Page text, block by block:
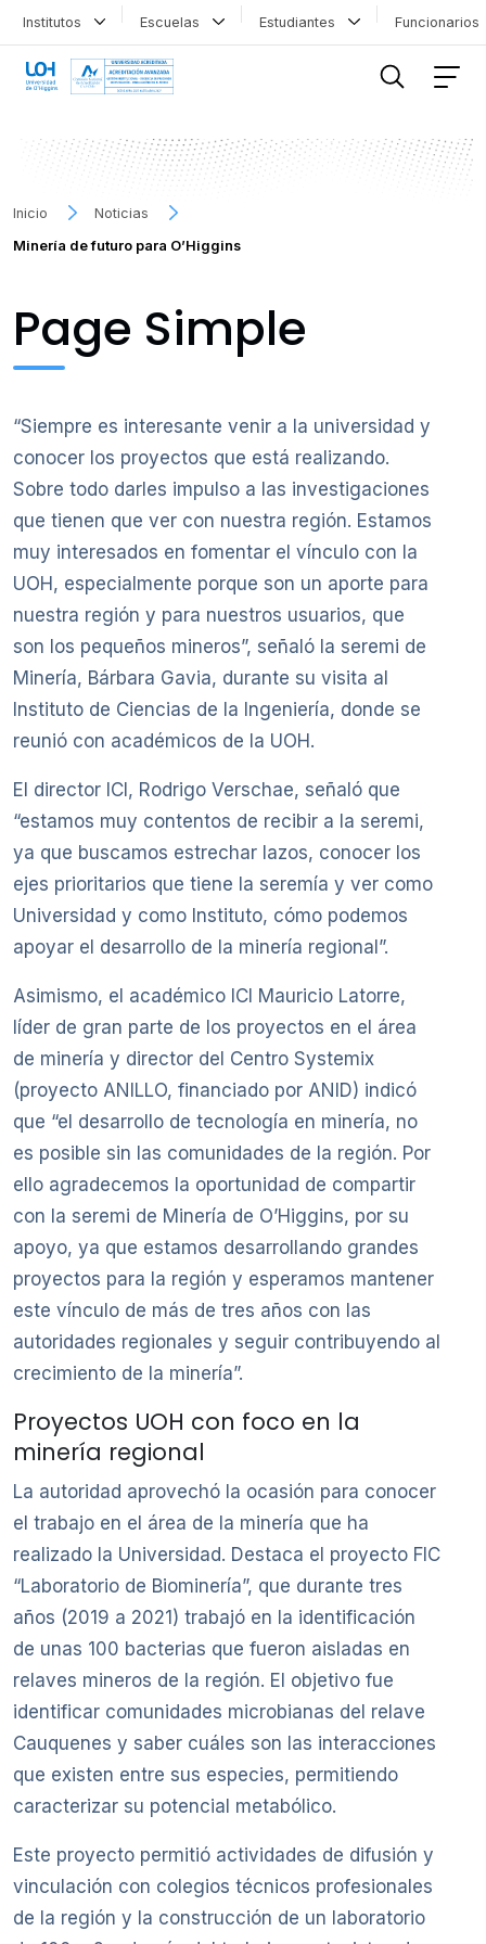
Institutos Escuelas Estudiantes
Inicio
Noticias
Minería de futuro para O’Higgins
Page Simple
“Siempre es interesante venir a la universidad y
conocer los proyectos que está realizando.
Sobre todo darles impulso a las investigaciones
que tienen que ver con nuestra región. Estamos
muy interesados en fomentar el vínculo con la
UOH, especialmente porque son un aporte para
nuestra región y para nuestros usuarios, que
son los pequeños mineros”, señaló la seremi de
Minería, Bárbara Gavia, durante su visita al
Instituto de Ciencias de la Ingeniería, donde se
reunió con académicos de la UOH.
El director ICI, Rodrigo Verschae, señaló que
“estamos muy contentos de recibir a la seremi,
ya que buscamos estrechar lazos, conocer los
ejes prioritarios que tiene la seremía y ver como
Universidad y como Instituto, cómo podemos
apoyar el desarrollo de la minería regional”.
Asimismo, el académico ICI Mauricio Latorre,
líder de gran parte de los proyectos en el área
de minería y director del Centro Systemix
(proyecto ANILLO, financiado por ANID) indicó
que “el desarrollo de tecnología en minería, no
es posible sin las comunidades de la región. Por
ello agradecemos la oportunidad de compartir
con la seremi de Minería de O’Higgins, por su
apoyo, ya que estamos desarrollando grandes
proyectos para la región y esperamos mantener
este vínculo de más de tres años con las
autoridades regionales y seguir contribuyendo al
crecimiento de la minería”.
Proyectos UOH con foco en la
minería regional
La autoridad aprovechó la ocasión para conocer
el trabajo en el área de la minería que ha
realizado la Universidad. Destaca el proyecto FIC
“Laboratorio de Biominería”, que durante tres
años (2019 a 2021) trabajó en la identificación
de unas 100 bacterias que fueron aisladas en
relaves mineros de la región. El objetivo fue
identificar comunidades microbianas del relave
Cauquenes y saber cuáles son las interacciones
que existen entre sus especies, permitiendo
caracterizar su potencial metabólico.
Este proyecto permitió actividades de difusión y
vinculación con colegios técnicos profesionales
de la región y la construcción de un laboratorio